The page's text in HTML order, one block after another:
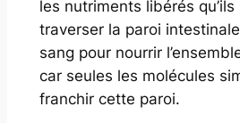
les nutriments libérés
traverser la paroi
sang pour nourrir
car seules les molécules
franchir cette paroi.